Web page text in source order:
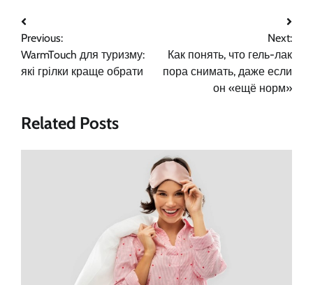
Навигация
по
записям
Previous:
WarmTouch для туризму:
які грілки краще обрати
Next:
Как понять, что гель-лак
пора снимать, даже если
он «ещё норм»
Related Posts